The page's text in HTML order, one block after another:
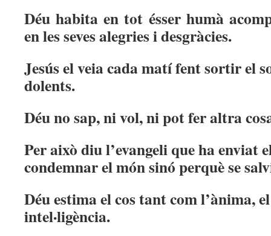
Déu habita en tot ésser humà
en les seves alegries i desgràcies.
Jesús el veia cada matí fent sortir el
dolents.
Déu no sap, ni vol, ni pot fer altra
Per això diu l’evangeli que ha enviat
condemnar el món sinó perquè se
Déu estima el cos tant com l’ànima,
intel·ligència.